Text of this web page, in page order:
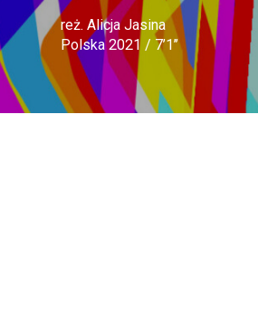
reż. Alicja Jasina
Polska 2021 / 7’1’’